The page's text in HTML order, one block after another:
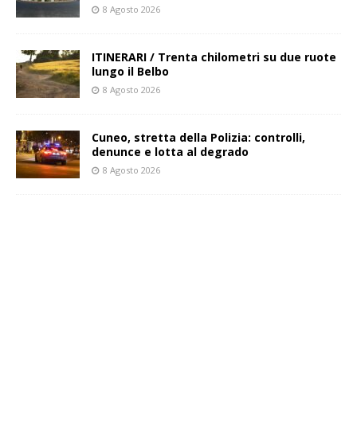
8 Agosto 2026
ITINERARI / Trenta chilometri su due ruote
lungo il Belbo
8 Agosto 2026
Cuneo, stretta della Polizia: controlli,
denunce e lotta al degrado
8 Agosto 2026